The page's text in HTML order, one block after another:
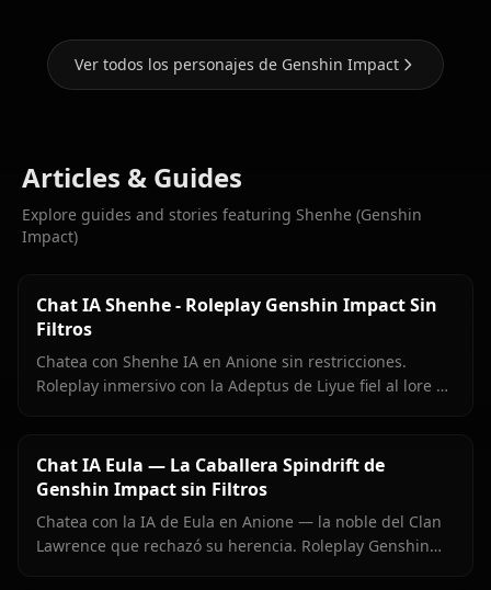
Ver todos los personajes de Genshin Impact
Articles & Guides
Explore guides and stories featuring Shenhe (Genshin
Impact)
Chat IA Shenhe - Roleplay Genshin Impact Sin
Filtros
Chatea con Shenhe IA en Anione sin restricciones.
Roleplay inmersivo con la Adeptus de Liyue fiel al lore de
Chat IA Eula — La Caballera Spindrift de
Genshin Impact sin Filtros
Chatea con la IA de Eula en Anione — la noble del Clan
Lawrence que rechazó su herencia. Roleplay Genshin